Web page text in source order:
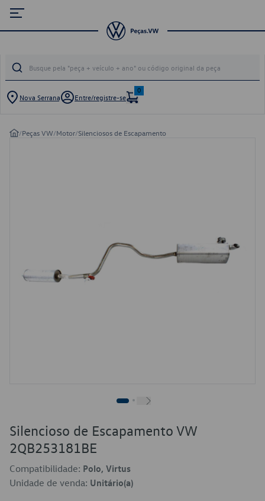
Nova Serrana Entre/registre-se
0
/Peças VW/Motor/Silenciosos de Escapamento
Silencioso de Escapamento VW
2QB253181BE
Compatibilidade: Polo, Virtus
Unidade de venda: Unitário(a)